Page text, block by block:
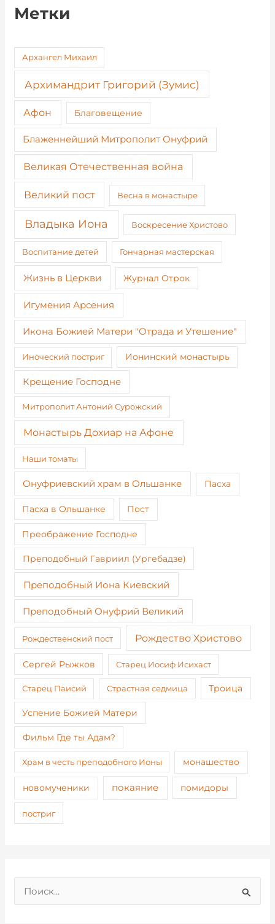
Метки
Архангел Михаил
Архимандрит Григорий (Зумис)
Афон Благовещение
Блаженнейший Митрополит Онуфрий
Великая Отечественная война
Великий пост Весна в монастыре
Владыка Иона Воскресение Христово
Воспитание детей Гончарная мастерская
Жизнь в Церкви Журнал Отрок
Игумения Арсения
Икона Божией Матери "Отрада и Утешение"
Иноческий постриг Ионинский монастырь
Крещение Господне
Митрополит Антоний Сурожский
Монастырь Дохиар на Афоне
Наши томаты
Онуфриевский храм в Ольшанке Пасха
Пасха в Ольшанке Пост
Преображение Господне
Преподобный Гавриил (Ургебадзе)
Преподобный Иона Киевский
Преподобный Онуфрий Великий
Рождественский пост Рождество Христово
Сергей Рыжков Старец Иосиф Исихаст
Старец Паисий Страстная седмица Троица
Успение Божией Матери
Фильм Где ты Адам?
Храм в честь преподобного Ионы монашество
новомученики покаяние помидоры
постриг